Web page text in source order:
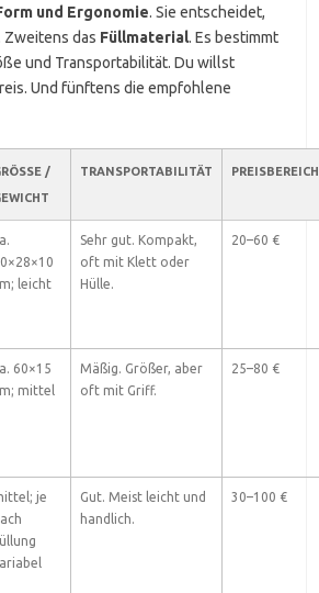
und Ergonomie. Sie entscheidet,
Zweitens das Füllmaterial. Es bestimmt
und Transportabilität. Du willst
Und fünftens die empfohlene
/ G
TRANSPORTABILITÄT PREISBEREICH
leicht
Sehr gut. Kompakt,
oft mit Klett oder
Hülle.
20–60 €
60×15
mittel
Mäßig. Größer, aber
oft mit Griff.
25–80 €
je
Gut. Meist leicht und
handlich.
30–100 €